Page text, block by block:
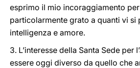
esprimo il mio incoraggiamento
particolarmente grato a quanti vi si
intelligenza e amore.
3. L’interesse della Santa Sede per
essere oggi diverso da quello che